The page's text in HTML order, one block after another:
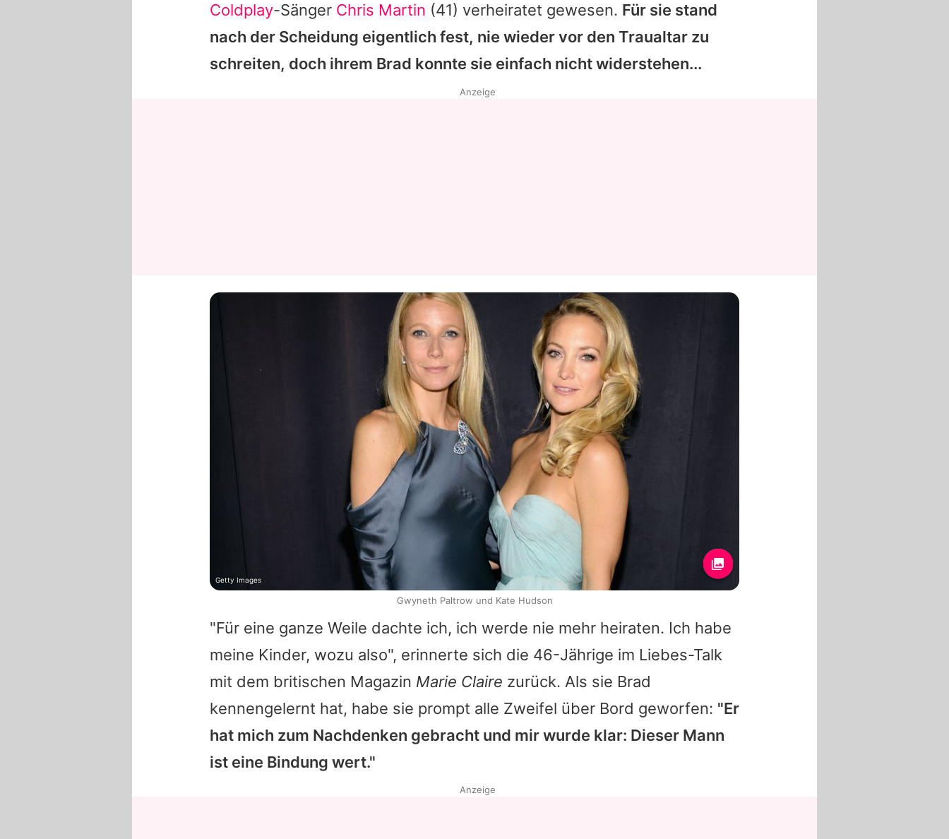
Coldplay-Sänger Chris Martin (41) verheiratet gewesen. Für sie stand
nach der Scheidung eigentlich fest, nie wieder vor den Traualtar zu
schreiten, doch ihrem Brad konnte sie einfach nicht widerstehen...
"Für eine ganze Weile dachte ich, ich werde nie mehr heiraten. Ich habe
meine Kinder, wozu also", erinnerte sich die 46-Jährige im Liebes-Talk
mit dem britischen Magazin Marie Claire zurück. Als sie Brad
kennengelernt hat, habe sie prompt alle Zweifel über Bord geworfen: "Er
hat mich zum Nachdenken gebracht und mir wurde klar: Dieser Mann
ist eine Bindung wert."
Anzeige
Getty Images
Gwyneth Paltrow und Kate Hudson
Anzeige